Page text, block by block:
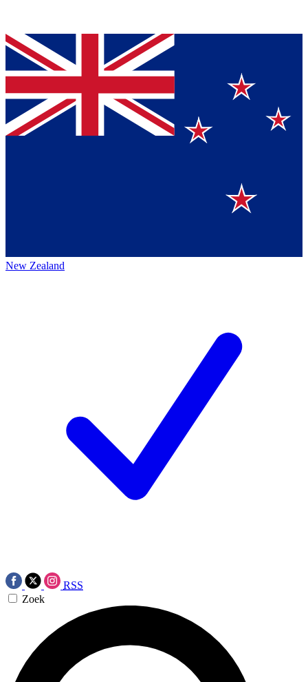
New Zealand
RSS
Zoek